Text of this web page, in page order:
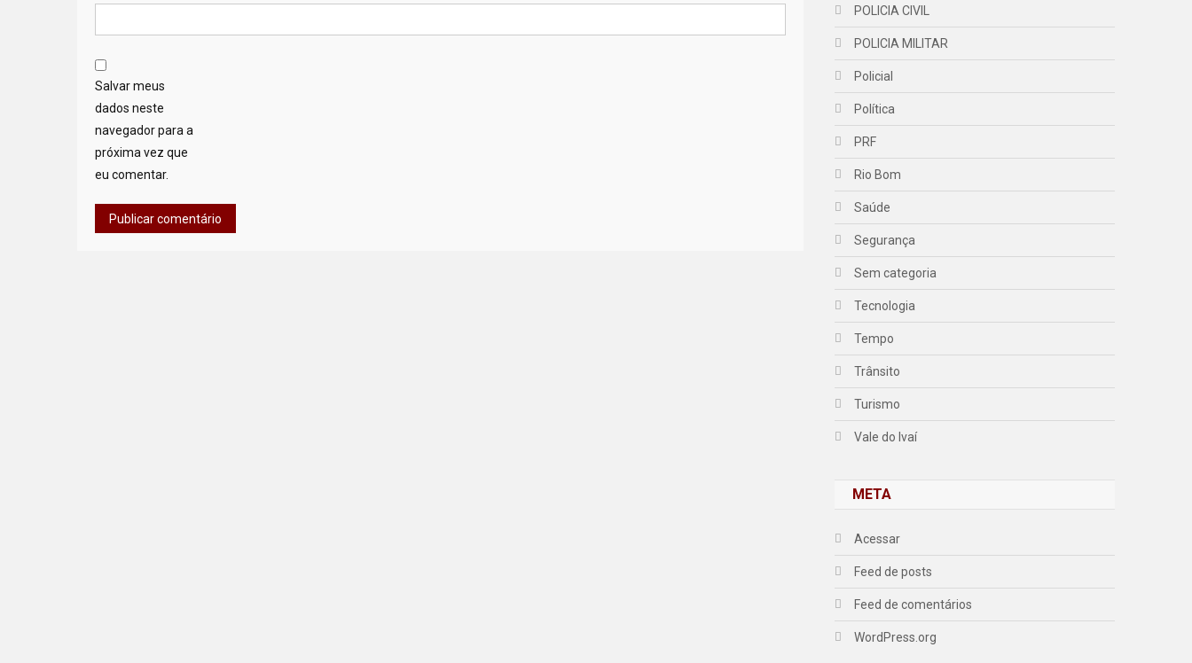
Salvar meus
dados neste
navegador para a
próxima vez que
eu comentar.
POLICIA CIVIL
POLICIA MILITAR
Policial
Política
PRF
Rio Bom
Saúde
Segurança
Sem categoria
Tecnologia
Tempo
Trânsito
Turismo
Vale do Ivaí
META
Acessar
Feed de posts
Feed de comentários
WordPress.org